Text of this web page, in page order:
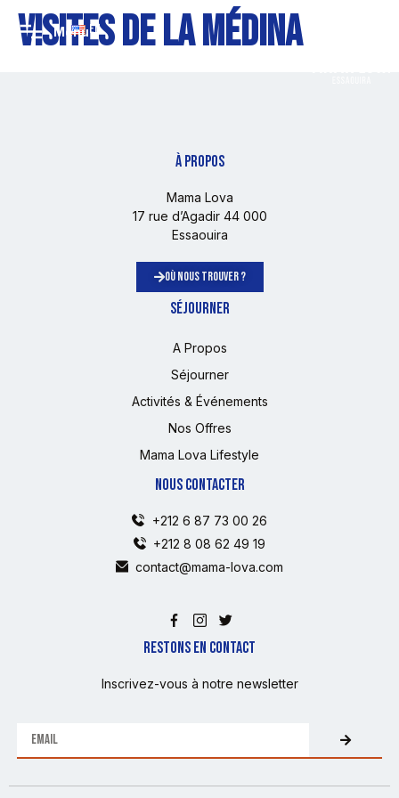
EN
Visites de la Médina
À PROPOS
Mama Lova
17 rue d’Agadir 44 000
Essaouira
OÙ NOUS TROUVER ?
SÉJOURNER
A Propos
Séjourner
Activités & Événements
Nos Offres
Mama Lova Lifestyle
NOUS CONTACTER
+212 6 87 73 00 26
+212 8 08 62 49 19
contact@mama-lova.com
RESTONS EN CONTACT
Inscrivez-vous à notre newsletter